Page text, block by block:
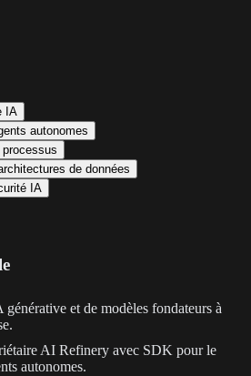
IA
autonomes
de données
IA
et de modèles fondateurs à
AI Refinery avec SDK pour le
autonomes.